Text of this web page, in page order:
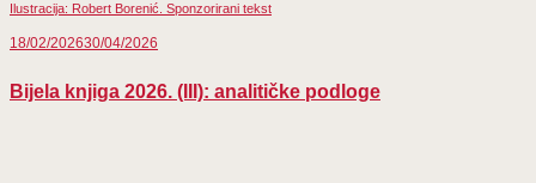
Ilustracija: Robert Borenić. Sponzorirani tekst
18/02/202630/04/2026
Bijela knjiga 2026. (III): analitičke podloge